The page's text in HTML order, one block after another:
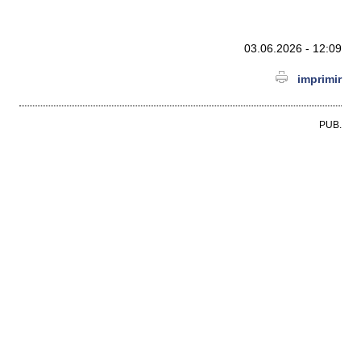
03.06.2026 - 12:09
imprimir
PUB.